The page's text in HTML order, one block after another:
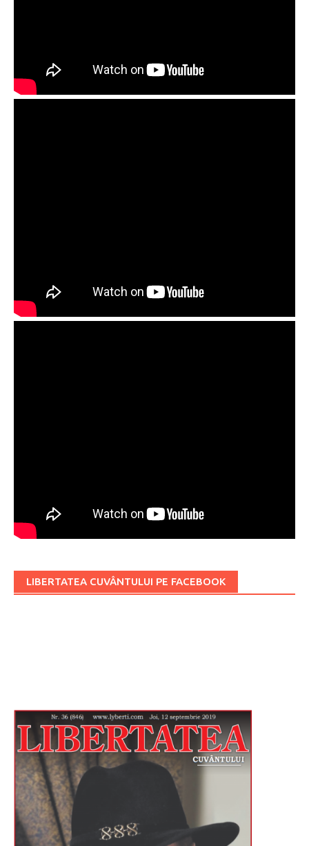
LIBERTATEA CUVÂNTULUI PE FACEBOOK